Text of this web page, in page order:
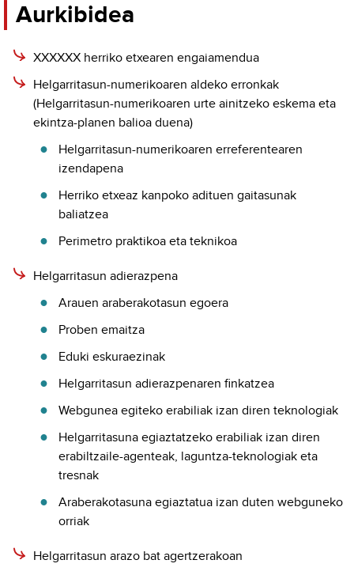
Aurkibidea
XXXXXX herriko etxearen engaiamendua
Helgarritasun-numerikoaren aldeko erronkak
(Helgarritasun-numerikoaren urte ainitzeko eskema eta
ekintza-planen balioa duena)
Helgarritasun-numerikoaren erreferentearen
izendapena
Herriko etxeaz kanpoko adituen gaitasunak
baliatzea
Perimetro praktikoa eta teknikoa
Helgarritasun adierazpena
Arauen araberakotasun egoera
Proben emaitza
Eduki eskuraezinak
Helgarritasun adierazpenaren finkatzea
Webgunea egiteko erabiliak izan diren teknologiak
Helgarritasuna egiaztatzeko erabiliak izan diren
erabiltzaile-agenteak, laguntza-teknologiak eta
tresnak
Araberakotasuna egiaztatua izan duten webguneko
orriak
Helgarritasun arazo bat agertzerakoan